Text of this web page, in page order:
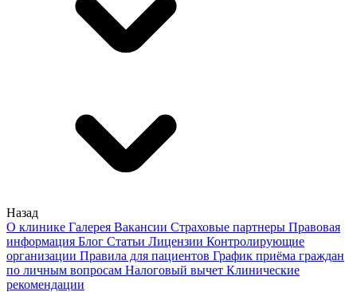
Назад
О клинике Галерея Вакансии Страховые партнеры Правовая
информация Блог Статьи Лицензии Контролирующие
организации Правила для пациентов График приёма граждан
по личным вопросам Налоговый вычет Клинические
рекомендации